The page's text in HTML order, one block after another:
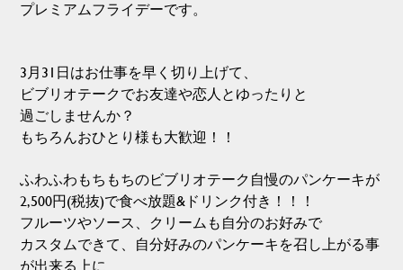
プレミアムフライデーです。
3月31日はお仕事を早く切り上げて、
ビブリオテークでお友達や恋人とゆったりと
過ごしませんか？
もちろんおひとり様も大歓迎！！
ふわふわもちもちのビブリオテーク自慢のパンケーキが
2,500円(税抜)で食べ放題&ドリンク付き！！！
フルーツやソース、クリームも自分のお好みで
カスタムできて、自分好みのパンケーキを召し上がる事
が出来る上に